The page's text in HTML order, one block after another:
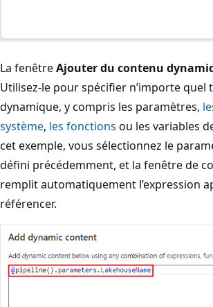
La fenêtreAjouter du contenu
Utilisez-le pour spécifier n’importe quel
dynamique, y compris les paramètres,
système, les fonctions ou les variables
cet exemple, vous sélectionnez le
défini précédemment, et la fenêtre de
remplit automatiquement l’expression
référencer.